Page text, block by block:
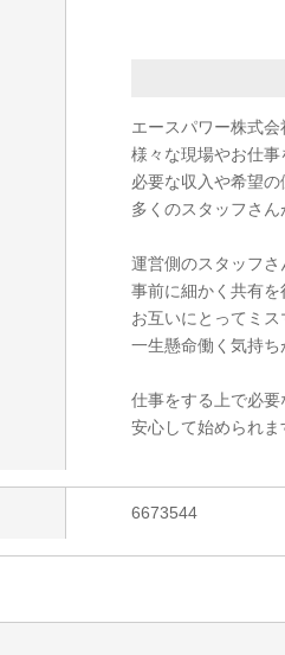
エースパワー株式会
様々な現場やお仕
必要な収入や希望
多くのスタッフさ
運営側のスタッフ
事前に細かく共有
お互いにとってミ
一生懸命働く気持
仕事をする上で必
安心して始められま
6673544